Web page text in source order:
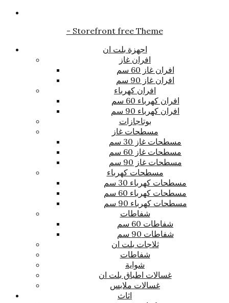
- Storefront free Theme
اجهزة بلت ان
افران غاز
افران غاز 60 سم
افران غاز 90 سم
افران كهرباء
افران كهرباء 60 سم
افران كهرباء 90 سم
بوتاجازات
مسطحات غاز
مسطحات غاز 30 سم
مسطحات غاز 60 سم
مسطحات غاز 90 سم
مسطحات كهرباء
مسطحات كهرباء 30 سم
مسطحات كهرباء 60 سم
مسطحات كهرباء 90 سم
شفاطات
شفاطات 60 سم
شفاطات 90 سم
ثلاجات بلت ان
شفاطات
شواية
غسالات اطباق بلت ان
غسالات ملابس
اثاث